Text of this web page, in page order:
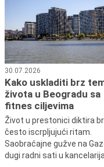
30.07.2026
Kako uskladiti brz
života u Beogradu sa
fitnes ciljevima
Život u prestonici diktira
često iscrpljujući ritam.
Saobraćajne gužve na
dugi radni sati u
Preminula je Zorka
vazduhoplovni inženjer,
Udruženja žena pilota